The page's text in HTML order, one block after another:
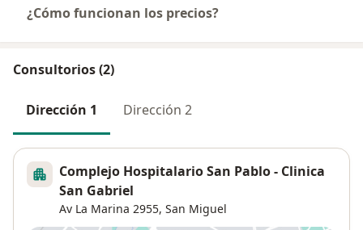
¿Cómo funcionan los precios?
Consultorios (2)
Dirección 1 Dirección 2
Complejo Hospitalario San Pablo - Clinica
San Gabriel
Av La Marina 2955, San Miguel